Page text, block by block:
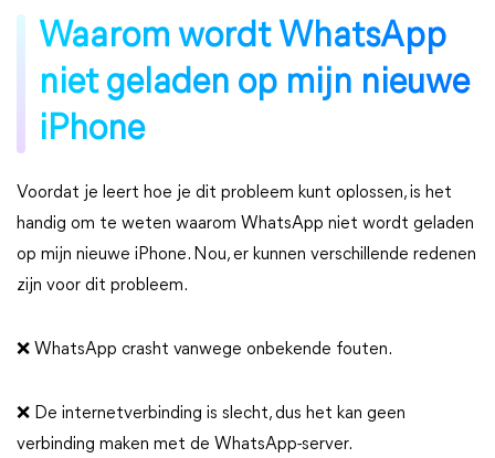
Waarom wordt WhatsApp
niet geladen op mijn nieuwe
iPhone
Voordat je leert hoe je dit probleem kunt oplossen, is het
handig om te weten waarom WhatsApp niet wordt geladen
op mijn nieuwe iPhone. Nou, er kunnen verschillende redenen
zijn voor dit probleem.
❌ WhatsApp crasht vanwege onbekende fouten.
❌ De internetverbinding is slecht, dus het kan geen
verbinding maken met de WhatsApp-server.